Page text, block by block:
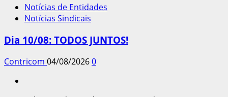
Notícias de Entidades
Notícias Sindicais
Dia 10/08: TODOS JUNTOS!
Contricom 04/08/20260